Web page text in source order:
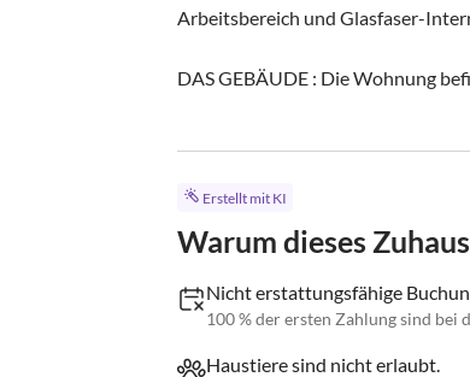
Arbeitsbereich und Glasfaser-
DAS GEBÄUDE : Die Wohnung
Erstellt mit KI
Warum dieses
Nicht erstattungsfähige
100 % der ersten Zahlung sind bei
Haustiere sind nicht erlaubt.